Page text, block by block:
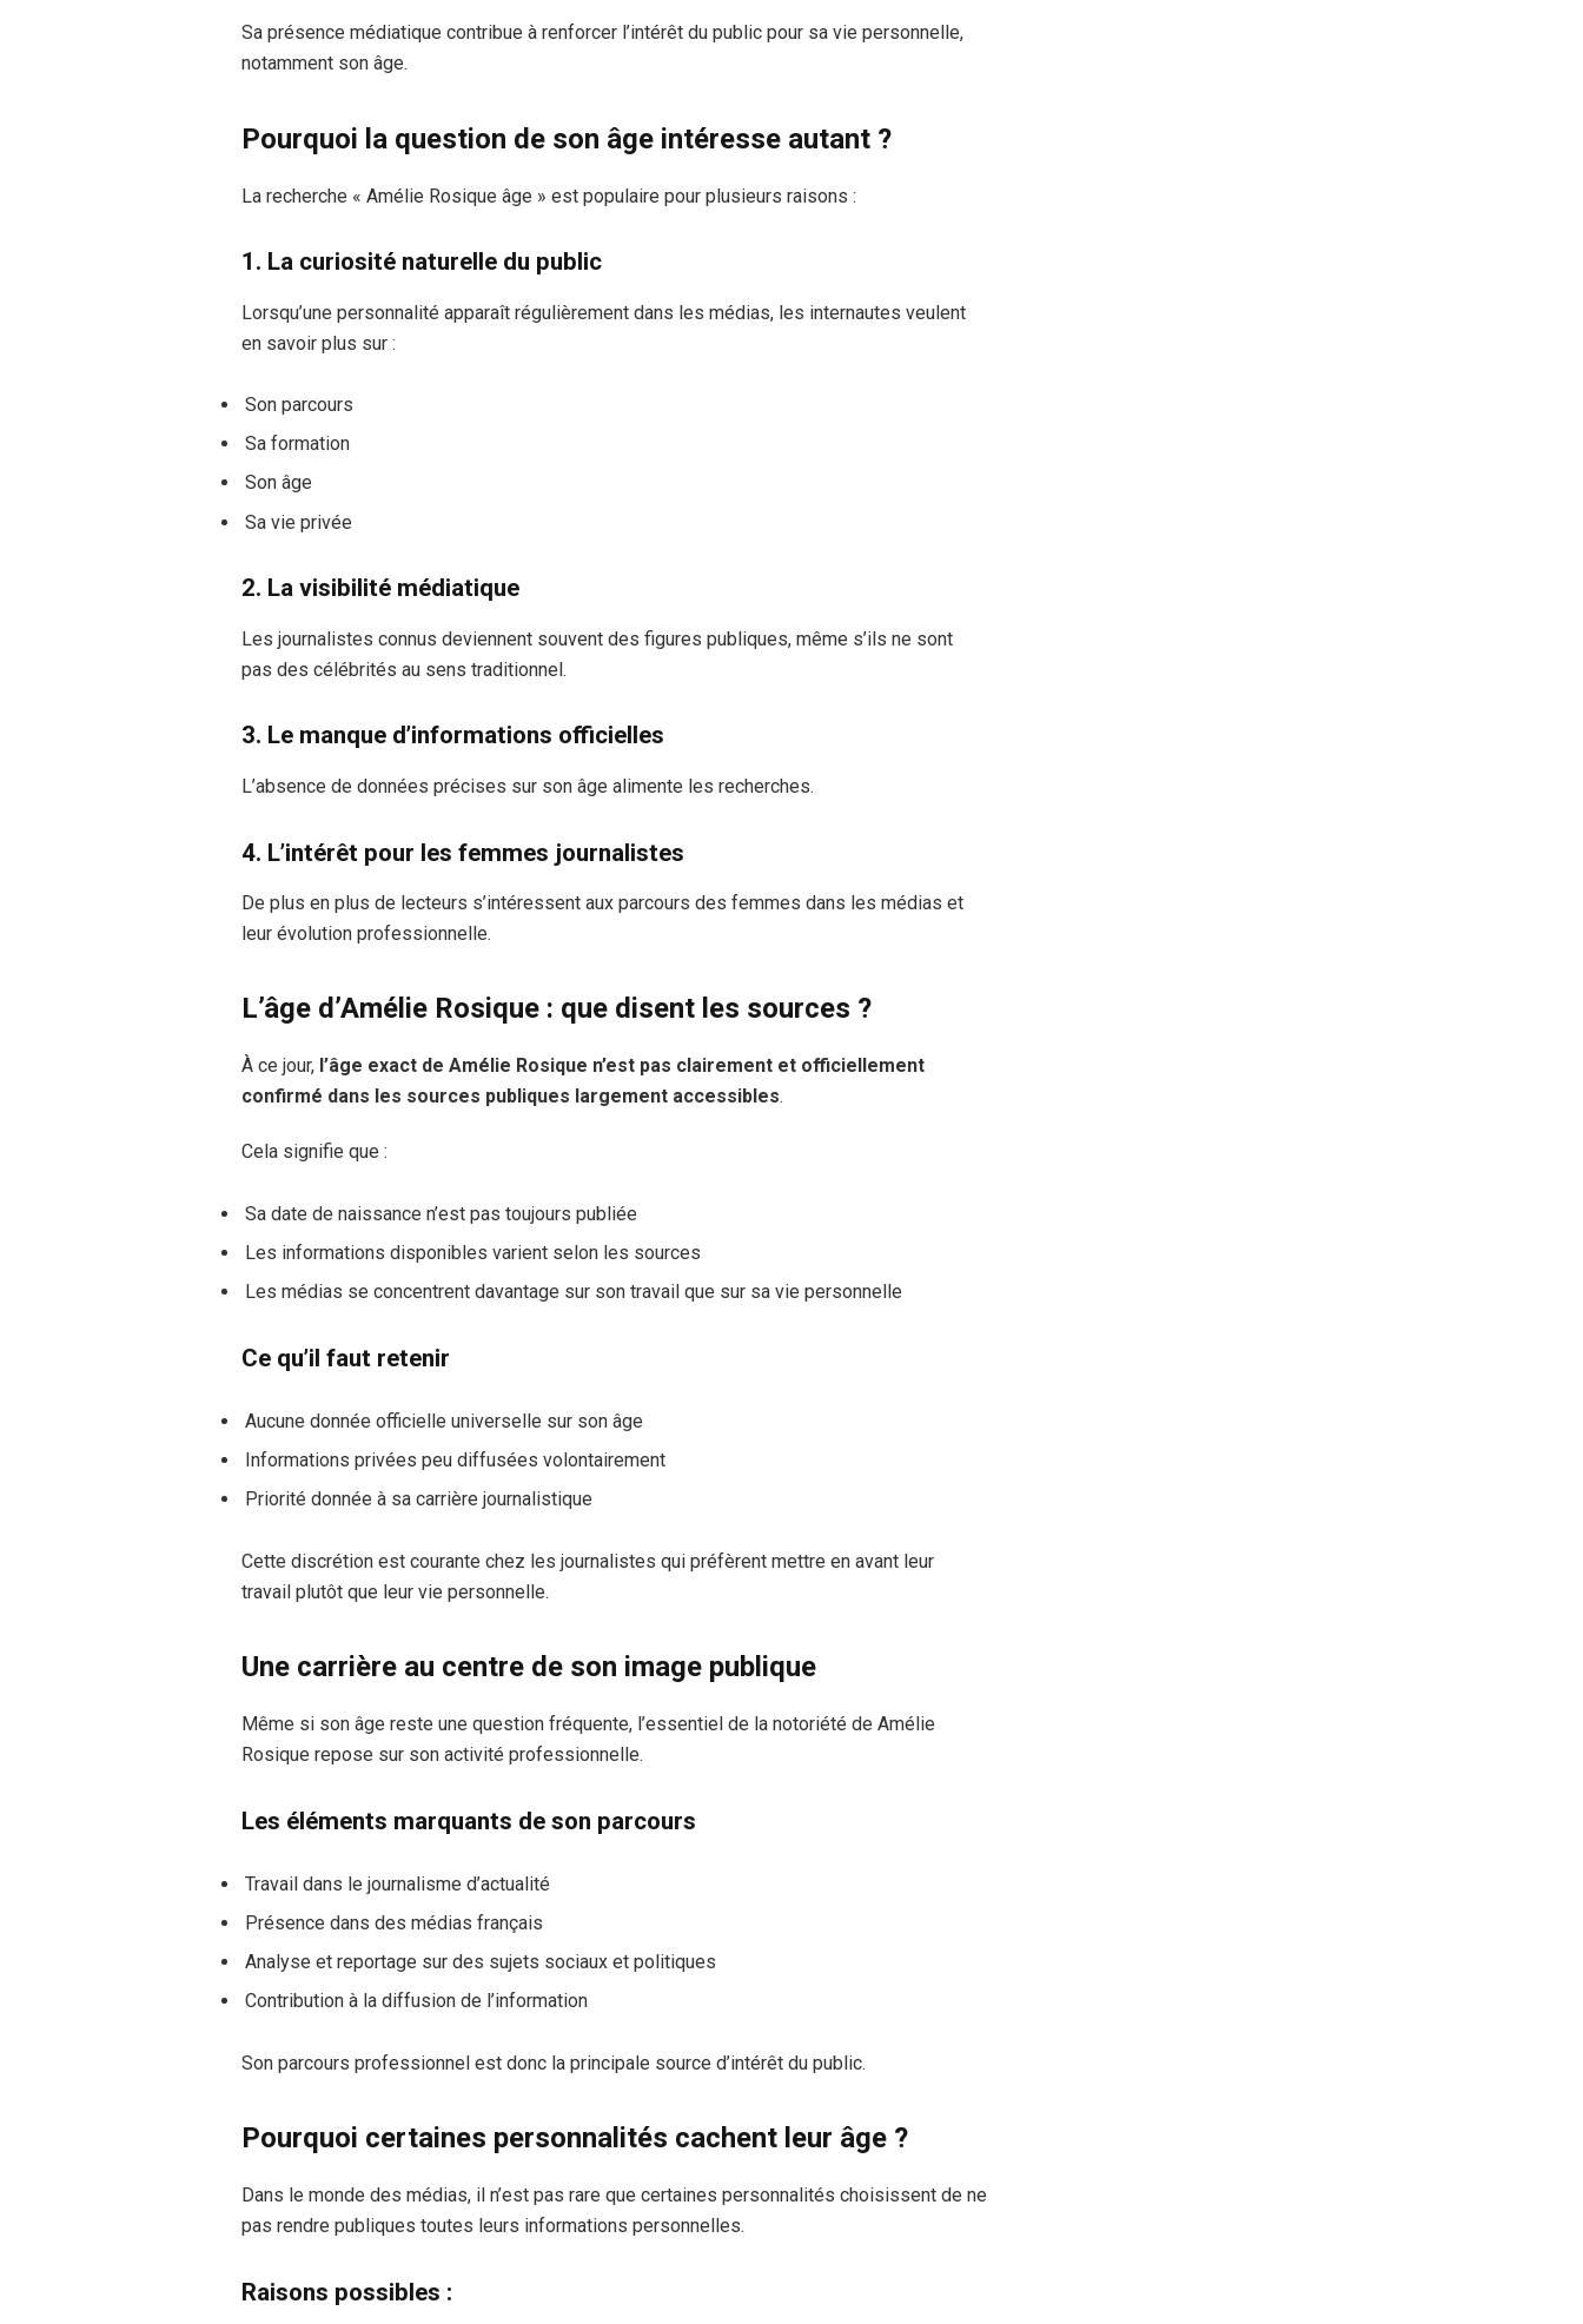
Sa présence médiatique contribue à renforcer l’intérêt du public pour sa vie personnelle,
notamment son âge.
Pourquoi la question de son âge intéresse autant ?
La recherche « Amélie Rosique âge » est populaire pour plusieurs raisons :
1. La curiosité naturelle du public
Lorsqu’une personnalité apparaît régulièrement dans les médias, les internautes veulent
en savoir plus sur :
Son parcours
Sa formation
Son âge
Sa vie privée
2. La visibilité médiatique
Les journalistes connus deviennent souvent des figures publiques, même s’ils ne sont
pas des célébrités au sens traditionnel.
3. Le manque d’informations officielles
L’absence de données précises sur son âge alimente les recherches.
4. L’intérêt pour les femmes journalistes
De plus en plus de lecteurs s’intéressent aux parcours des femmes dans les médias et
leur évolution professionnelle.
L’âge d’Amélie Rosique : que disent les sources ?
À ce jour, l’âge exact de Amélie Rosique n’est pas clairement et officiellement
confirmé dans les sources publiques largement accessibles.
Cela signifie que :
Sa date de naissance n’est pas toujours publiée
Les informations disponibles varient selon les sources
Les médias se concentrent davantage sur son travail que sur sa vie personnelle
Ce qu’il faut retenir
Aucune donnée officielle universelle sur son âge
Informations privées peu diffusées volontairement
Priorité donnée à sa carrière journalistique
Cette discrétion est courante chez les journalistes qui préfèrent mettre en avant leur
travail plutôt que leur vie personnelle.
Une carrière au centre de son image publique
Même si son âge reste une question fréquente, l’essentiel de la notoriété de Amélie
Rosique repose sur son activité professionnelle.
Les éléments marquants de son parcours
Travail dans le journalisme d’actualité
Présence dans des médias français
Analyse et reportage sur des sujets sociaux et politiques
Contribution à la diffusion de l’information
Son parcours professionnel est donc la principale source d’intérêt du public.
Pourquoi certaines personnalités cachent leur âge ?
Dans le monde des médias, il n’est pas rare que certaines personnalités choisissent de ne
pas rendre publiques toutes leurs informations personnelles.
Raisons possibles :